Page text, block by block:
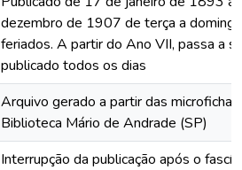
dezembro de 1907 de terça a
feriados. A partir do Ano VII, passa a
publicado todos os dias
Arquivo gerado a partir das
Biblioteca Mário de Andrade (SP)
Interrupção da publicação após o